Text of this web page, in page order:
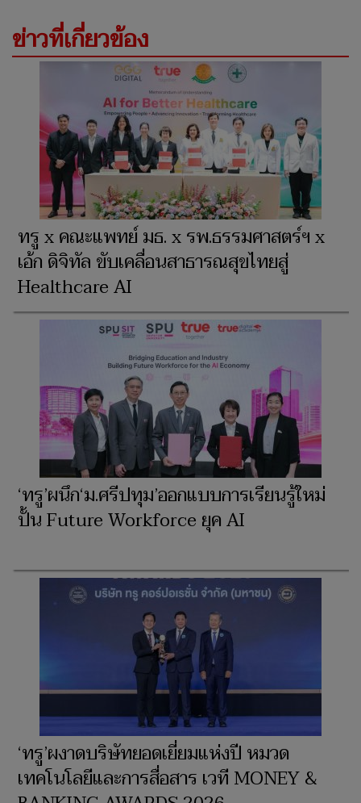
ข่าวที่เกี่ยวข้อง
ทรู x คณะแพทย์ มธ. x รพ.ธรรมศาสตร์ฯ x
เอ้ก ดิจิทัล ขับเคลื่อนสาธารณสุขไทยสู่
Healthcare AI
‘ทรู’ผนึก‘ม.ศรีปทุม’ออกแบบการเรียนรู้ใหม่
ปั้น Future Workforce ยุค AI
‘ทรู’ผงาดบริษัทยอดเยี่ยมแห่งปี หมวด
เทคโนโลยีและการสื่อสาร เวที MONEY &